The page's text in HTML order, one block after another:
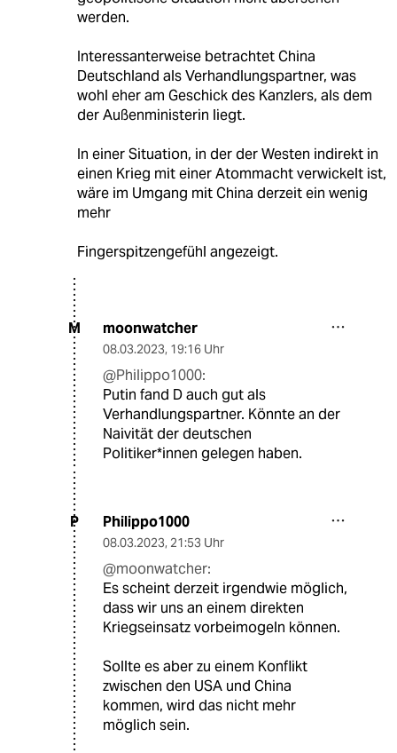
werden.
Interessanterweise betrachtet China
Deutschland als Verhandlungspartner, was
wohl eher am Geschick des Kanzlers, als dem
der Außenministerin liegt.
In einer Situation, in der der Westen indirekt in
einen Krieg mit einer Atommacht verwickelt ist,
wäre im Umgang mit China derzeit ein wenig
mehr
Fingerspitzengefühl angezeigt.
M moonwatcher
08.03.2023, 19:16 Uhr
@Philippo1000:
Putin fand D auch gut als
Verhandlungspartner. Könnte an der
Naivität der deutschen
Politiker*innen gelegen haben.
P Philippo1000
08.03.2023, 21:53 Uhr
@moonwatcher:
Es scheint derzeit irgendwie möglich,
dass wir uns an einem direkten
Kriegseinsatz vorbeimogeln können.
Sollte es aber zu einem Konflikt
zwischen den USA und China
kommen, wird das nicht mehr
möglich sein.